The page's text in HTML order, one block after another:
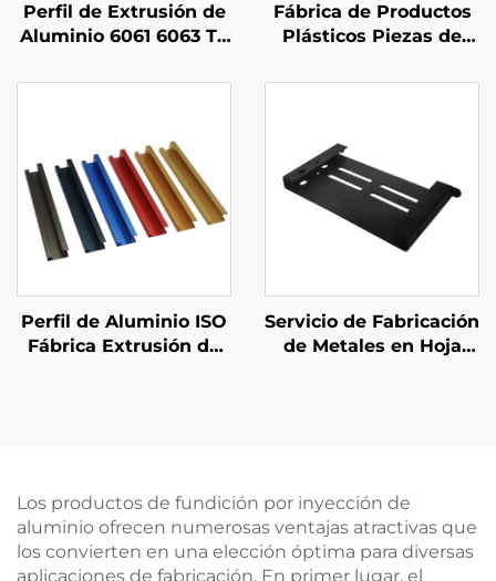
Perfil de Extrusión de
Aluminio 6061 6063 T5
Anodizado Negro
Fábrica de Productos
Plásticos Piezas de
de Plástico
Perfil de Aluminio ISO
Fábrica Extrusión de
Servicio de Fabricación
de Metales en Hoja
Los productos de fundición por inyección de
aluminio ofrecen numerosas ventajas atractivas que
los convierten en una elección óptima para diversas
aplicaciones de fabricación. En primer lugar, el